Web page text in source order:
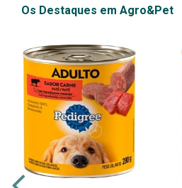
Os Destaques em Agro&Pet